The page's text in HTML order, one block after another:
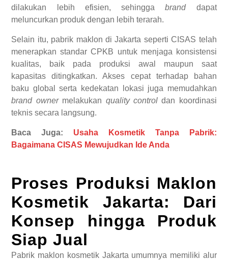
dilakukan lebih efisien, sehinggabrand dapat
meluncurkan produk dengan lebih terarah.
Selain itu, pabrik maklon di Jakarta seperti CISAS telah
menerapkan standar CPKB untuk menjaga konsistensi
kualitas, baik pada produksi awal maupun saat
kapasitas ditingkatkan. Akses cepat terhadap bahan
baku global serta kedekatan lokasi juga memudahkan
brand ownermelakukan quality controldan koordinasi
teknis secara langsung.
Baca Juga: Usaha Kosmetik Tanpa Pabrik:
Bagaimana CISAS Mewujudkan Ide Anda
Proses Produksi Maklon
Kosmetik Jakarta: Dari
Konsep hingga Produk
Siap Jual
Pabrik maklon kosmetik Jakarta umumnya memiliki alur